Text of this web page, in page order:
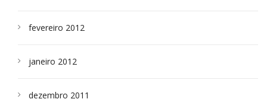
fevereiro 2012
janeiro 2012
dezembro 2011